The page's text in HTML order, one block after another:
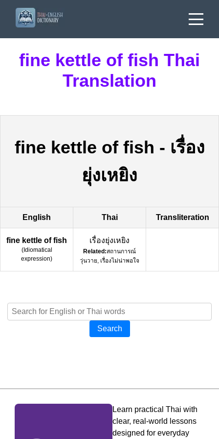
fine kettle of fish Thai
Translation
fine kettle of fish - เรื่อง
ยุ่งเหยิง
English Thai Transliteration
fine kettle of fish
(Idiomatical
expression)
เรื่องยุ่งเหยิง
Related:สถานการณ์
วุ่นวาย, เรื่องไม่น่าพอใจ
Search
Learn practical Thai with
clear, real-world lessons
designed for everyday